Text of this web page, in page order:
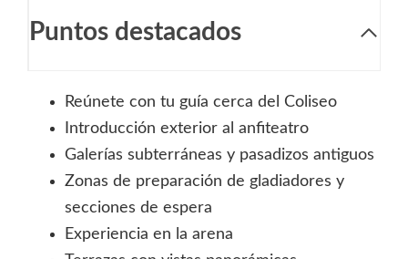
Puntos destacados
Reúnete con tu guía cerca del Coliseo
Introducción exterior al anfiteatro
Galerías subterráneas y pasadizos antiguos
Zonas de preparación de gladiadores y
secciones de espera
Experiencia en la arena